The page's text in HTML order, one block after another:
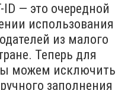
— это очередной
использования
из малого
Теперь для
можем исключить
заполнения